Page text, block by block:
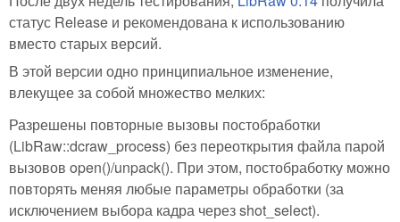
статус Release и рекомендована к использованию
вместо старых версий.
В этой версии одно принципиальное изменение,
влекущее за собой множество мелких:
Разрешены повторные вызовы постобработки
(LibRaw::dcraw_process) без переоткрытия файла парой
вызовов open()/unpack(). При этом, постобработку можно
повторять меняя любые параметры обработки (за
исключением выбора кадра через shot_select).